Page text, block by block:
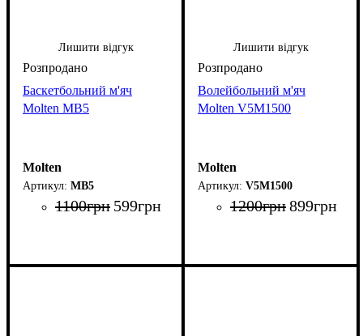
Лишити відгук
Баскетбольний м'яч
Molten MB5
Molten
MB5
1100грн 599грн
Лишити відгук
Волейбольний м'яч
Molten V5M1500
Molten
V5M1500
1200грн899грн